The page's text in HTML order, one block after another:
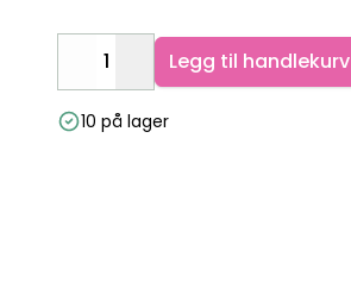
DecreaseIncrease
Legg til handlekurv
10 på lager